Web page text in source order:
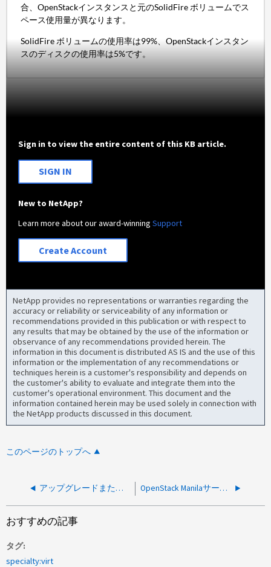
合、OpenStackインスタンスと元のSolidFire ボリュームでス
ペース使用量が異なります。
SolidFire ボリュームの使用率は99%、OpenStackインスタン
スのディスクの使用率は5%です。
Sign in to view the entire content of this KB article.
SIGN IN
New to NetApp?
Learn more about our award-winningSupport
Create Account
NetApp provides no representations or warranties regarding the
accuracy or reliability or serviceability of any information or
recommendations provided in this publication or with respect to
any results that may be obtained by the use of the information or
observance of any recommendations provided herein. The
information in this document is distributed AS IS and the use of this
information or the implementation of any recommendations or
techniques herein is a customer's responsibility and depends on
the customer's ability to evaluate and integrate them into the
customer's operational environment. This document and the
information contained herein may be used solely in connection with
the NetApp products discussed in this document.
このページのトップへ
アップグレードまたはノードのシャットダウン時以外では、 Snapshot 、ボリュームの作成 / 削除が失敗します OpenStack Manilaサービスで新しいファイル共有を作成できない
おすすめの記事
タグ
specialty:virt